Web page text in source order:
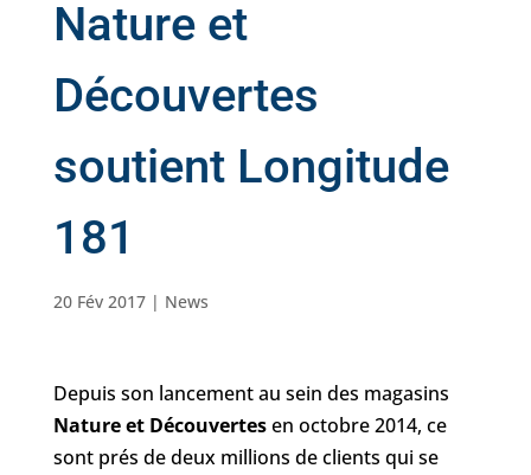
Nature et
Découvertes
soutient Longitude
181
20 Fév 2017| News
Depuis son lancement au sein des magasins
Nature et Découvertesen octobre 2014, ce
sont prés de deux millions de clients qui se